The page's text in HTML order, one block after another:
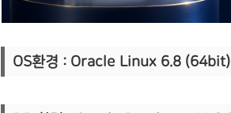
OS환경 : Oracle Linux 6.8 (64bit)